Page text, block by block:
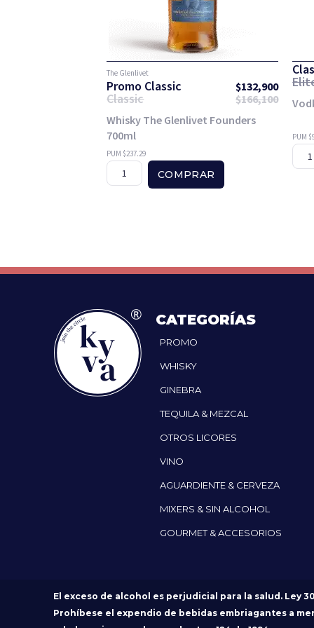
The Glenlivet
Promo Classic $132,900
Classic $166,100
Whisky The Glenlivet Founders
700ml
PUM $237.29
COMPRAR
PUM
CATEGORÍAS
PROMO
WHISKY
GINEBRA
TEQUILA & MEZCAL
OTROS LICORES
VINO
AGUARDIENTE & CERVEZA
MIXERS & SIN ALCOHOL
GOURMET & ACCESORIOS
El exceso de alcohol es perjudicial para la salud. Ley
Prohíbese el expendio de bebidas embriagantes a